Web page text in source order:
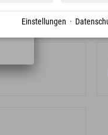
Einstellungen ·